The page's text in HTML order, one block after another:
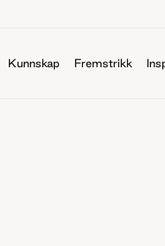
Kunnskap Fremstrikk